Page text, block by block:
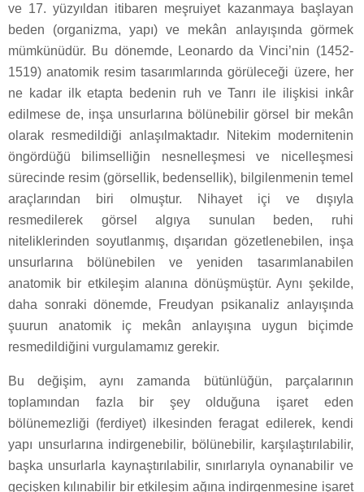
ve 17. yüzyıldan itibaren meşruiyet kazanmaya başlayan
beden (organizma, yapı) ve mekân anlayışında görmek
mümkünüdür. Bu dönemde, Leonardo da Vinci’nin (1452-
1519) anatomik resim tasarımlarında görüleceği üzere, her
ne kadar ilk etapta bedenin ruh ve Tanrı ile ilişkisi inkâr
edilmese de, inşa unsurlarına bölünebilir görsel bir mekân
olarak resmedildiği anlaşılmaktadır. Nitekim modernitenin
öngördüğü bilimselliğin nesnelleşmesi ve nicelleşmesi
sürecinde resim (görsellik, bedensellik), bilgilenmenin temel
araçlarından biri olmuştur. Nihayet içi ve dışıyla
resmedilerek görsel algıya sunulan beden, ruhi
niteliklerinden soyutlanmış, dışarıdan gözetlenebilen, inşa
unsurlarına bölünebilen ve yeniden tasarımlanabilen
anatomik bir etkileşim alanına dönüşmüştür. Aynı şekilde,
daha sonraki dönemde, Freudyan psikanaliz anlayışında
şuurun anatomik iç mekân anlayışına uygun biçimde
resmedildiğini vurgulamamız gerekir.
Bu değişim, aynı zamanda bütünlüğün, parçalarının
toplamından fazla bir şey olduğuna işaret eden
bölünemezliği (ferdiyet) ilkesinden feragat edilerek, kendi
yapı unsurlarına indirgenebilir, bölünebilir, karşılaştırılabilir,
başka unsurlarla kaynaştırılabilir, sınırlarıyla oynanabilir ve
geçişken kılınabilir bir etkileşim ağına indirgenmesine işaret